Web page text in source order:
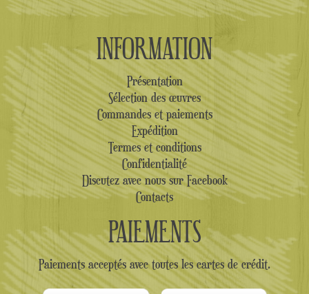
INFORMATION
Présentation
Sélection des œuvres
Commandes et paiements
Expédition
Termes et conditions
Confidentialité
Discutez avec nous sur Facebook
Contacts
PAIEMENTS
Paiements acceptés avec toutes les cartes de crédit.